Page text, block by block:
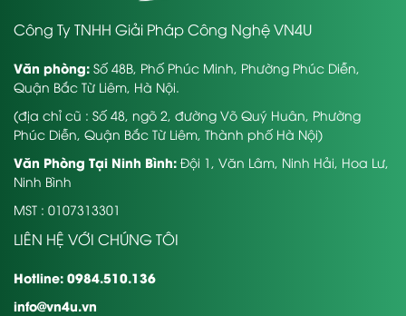
Công Ty TNHH Giải Pháp Công Nghệ VN4U
Văn phòng: Số 48B, Phố Phúc Minh, Phường Phúc Diễn,
Quận Bắc Từ Liêm, Hà Nội.
(địa chỉ cũ : Số 48, ngõ 2, đường Võ Quý Huân, Phường
Phúc Diễn, Quận Bắc Từ Liêm, Thành phố Hà Nội)
Văn Phòng Tại Ninh Bình: Đội 1, Văn Lâm, Ninh Hải, Hoa Lư,
Ninh Bình
MST : 0107313301
LIÊN HỆ VỚI CHÚNG TÔI
Hotline: 0984.510.136
info@vn4u.vn